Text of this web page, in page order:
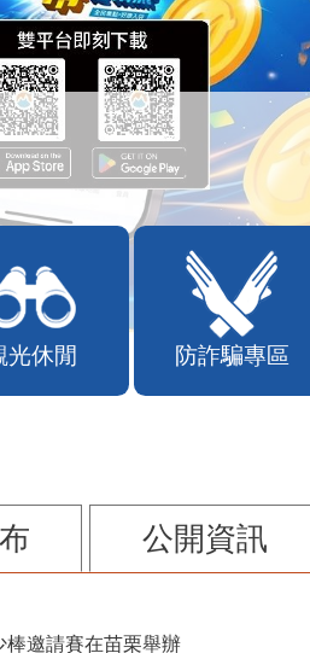
光休閒 防詐騙專區
公開資訊
邀請賽在苗栗舉辦